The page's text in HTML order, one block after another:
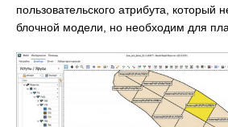
пользовательского атрибута, который
блочной модели, но необходим для